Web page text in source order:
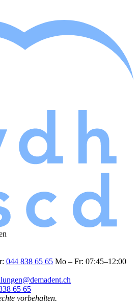
044 838 65 65 Mo – Fr: 07:45–12:00
65 65
vorbehalten.